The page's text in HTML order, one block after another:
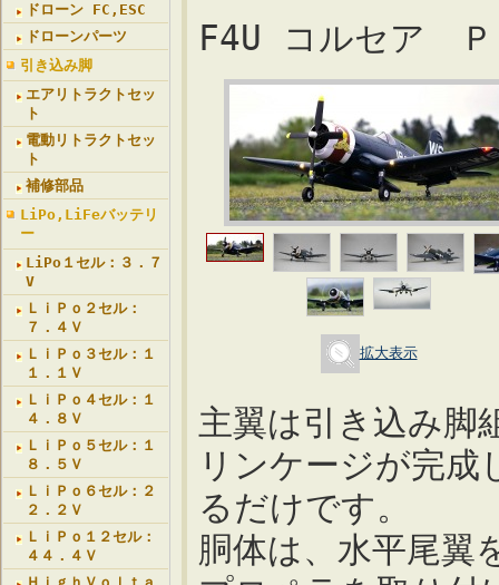
ドローン FC,ESC
ドローンパーツ
引き込み脚
エアリトラクトセッ
ト
電動リトラクトセッ
ト
補修部品
LiPo,LiFeバッテリ
ー
LiPo１セル：３．７
V
ＬｉＰｏ２セル：
７．４Ｖ
ＬｉＰｏ３セル：１
１．１Ｖ
ＬｉＰｏ４セル：１
４．８Ｖ
ＬｉＰｏ５セル：１
８．５Ｖ
ＬｉＰｏ６セル：２
２．２Ｖ
ＬｉＰｏ１２セル：
４４．４Ｖ
F4U コルセア
拡大表示
主翼は引き込み脚
リンケージが完
るだけです。
胴体は、水平尾翼